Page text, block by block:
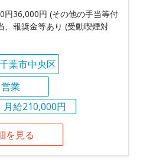
円36,000円 (その他の手当等付
、報奨金等あり (受動喫煙対
千葉市中央区
営業
月給210,000円
を見る